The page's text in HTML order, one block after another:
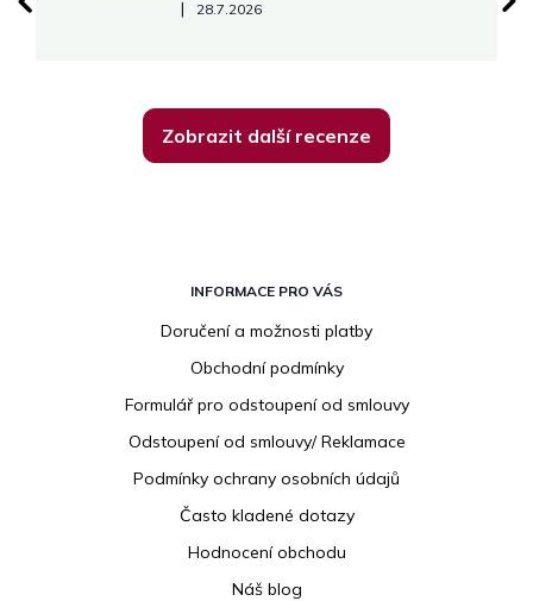
Hodnocení obchodu je 5 z 5 hvězdiček.
| 28.7.2026
Zobrazit další recenze
INFORMACE PRO VÁS
Doručení a možnosti platby
Obchodní podmínky
Formulář pro odstoupení od smlouvy
Odstoupení od smlouvy/ Reklamace
Podmínky ochrany osobních údajů
Často kladené dotazy
Hodnocení obchodu
Náš blog